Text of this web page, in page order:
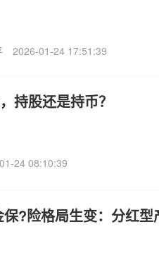
2026-01-24 17:51:39
持股还是持币？
24 08:10:39
?险格局生变：分红